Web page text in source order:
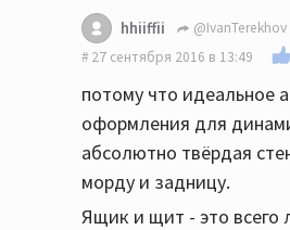
hhiiffii
@IvanTerekhov
27 сентября 2016 в 13:49
потому что идеальное
оформления для
абсолютно твёрдая
морду и задницу.
Ящик и щит - это всего